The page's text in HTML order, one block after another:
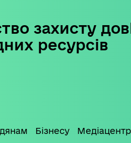
захисту
ресурсів
Бізнесу Медіацентр